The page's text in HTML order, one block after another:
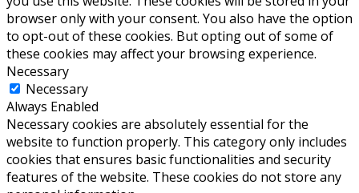
browser only with your consent. You also have the option
to opt-out of these cookies. But opting out of some of
these cookies may affect your browsing experience.
Necessary
Necessary
Always Enabled
Necessary cookies are absolutely essential for the
website to function properly. This category only includes
cookies that ensures basic functionalities and security
features of the website. These cookies do not store any